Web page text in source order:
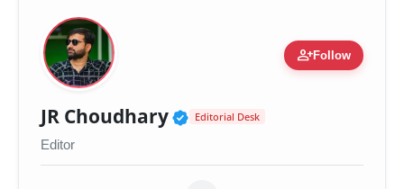
person_addFollow
JR Choudhary Verified Public Figure
Editorial Desk
Editor